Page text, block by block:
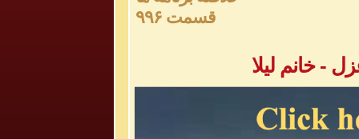
قسمت ۹۹۶
- خانم لیلا